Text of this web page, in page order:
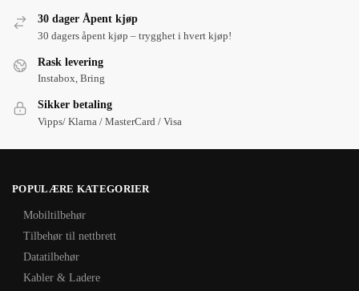
30 dager Åpent kjøp
30 dagers åpent kjøp – trygghet i hvert kjøp!
Rask levering
Instabox, Bring
Sikker betaling
Vipps/ Klarna / MasterCard / Visa
POPULÆRE KATEGORIER
Mobiltilbehør
Tilbehør til nettbrett
Datatilbehør
Kabler & Ladere